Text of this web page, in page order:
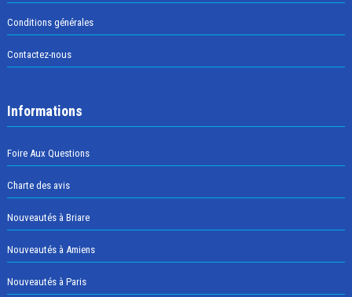
Conditions générales
Contactez-nous
Informations
Foire Aux Questions
Charte des avis
Nouveautés à Briare
Nouveautés à Amiens
Nouveautés à Paris